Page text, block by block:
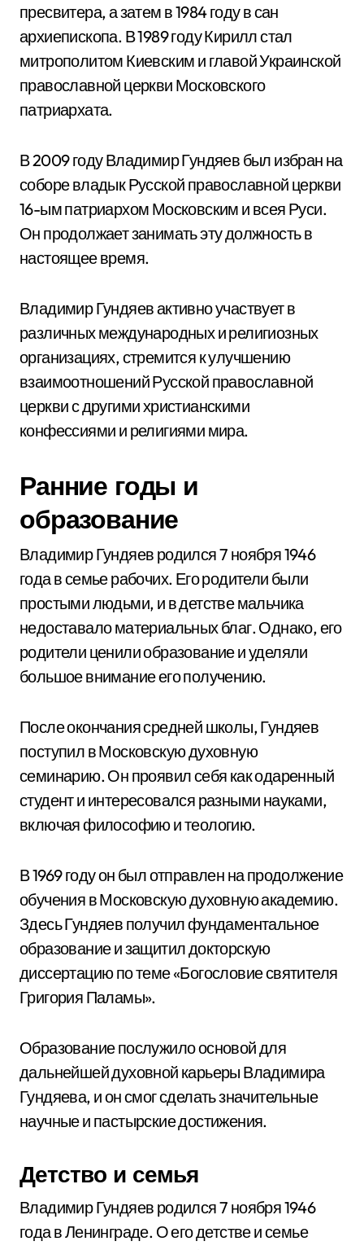
пресвитера, а затем в 1984 году в сан
архиепископа. В 1989 году Кирилл стал
митрополитом Киевским и главой Украинской
православной церкви Московского
патриархата.
В 2009 году Владимир Гундяев был избран на
соборе владык Русской православной церкви
16-ым патриархом Московским и всея Руси.
Он продолжает занимать эту должность в
настоящее время.
Владимир Гундяев активно участвует в
различных международных и религиозных
организациях, стремится к улучшению
взаимоотношений Русской православной
церкви с другими христианскими
конфессиями и религиями мира.
Ранние годы и
образование
Владимир Гундяев родился 7 ноября 1946
года в семье рабочих. Его родители были
простыми людьми, и в детстве мальчика
недоставало материальных благ. Однако, его
родители ценили образование и уделяли
большое внимание его получению.
После окончания средней школы, Гундяев
поступил в Московскую духовную
семинарию. Он проявил себя как одаренный
студент и интересовался разными науками,
включая философию и теологию.
В 1969 году он был отправлен на продолжение
обучения в Московскую духовную академию.
Здесь Гундяев получил фундаментальное
образование и защитил докторскую
диссертацию по теме «Богословие святителя
Григория Паламы».
Образование послужило основой для
дальнейшей духовной карьеры Владимира
Гундяева, и он смог сделать значительные
научные и пастырские достижения.
Детство и семья
Владимир Гундяев родился 7 ноября 1946
года в Ленинграде. О его детстве и семье